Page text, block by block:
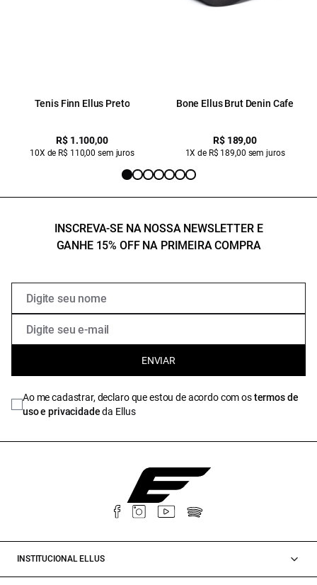
Tenis Finn Ellus Preto
R$ 1.100,00
10X de R$ 110,00 sem juros
Bone Ellus Brut Denin Cafe
R$ 189,00
1X de R$ 189,00 sem juros
INSCREVA-SE NA NOSSA NEWSLETTER E
GANHE 15% OFF NA PRIMEIRA COMPRA
ENVIAR
Ao me cadastrar, declaro que estou de acordo com ostermos de
uso e privacidadeda Ellus
INSTITUCIONAL ELLUS